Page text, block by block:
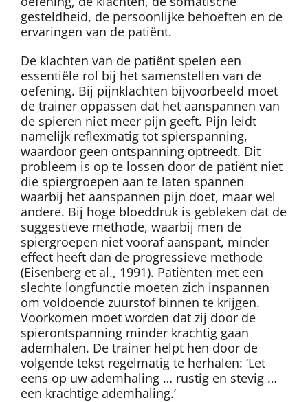
gesteldheid, de persoonlijke behoeften en de
ervaringen van de patiënt.
De klachten van de patiënt spelen een
essentiële rol bij het samenstellen van de
oefening. Bij pijnklachten bijvoorbeeld moet
de trainer oppassen dat het aanspannen van
de spieren niet meer pijn geeft. Pijn leidt
namelijk reflexmatig tot spierspanning,
waardoor geen ontspanning optreedt. Dit
probleem is op te lossen door de patiënt niet
die spiergroepen aan te laten spannen
waarbij het aanspannen pijn doet, maar wel
andere. Bij hoge bloeddruk is gebleken dat de
suggestieve methode, waarbij men de
spiergroepen niet vooraf aanspant, minder
effect heeft dan de progressieve methode
(Eisenberg et al., 1991). Patiënten met een
slechte longfunctie moeten zich inspannen
om voldoende zuurstof binnen te krijgen.
Voorkomen moet worden dat zij door de
spierontspanning minder krachtig gaan
ademhalen. De trainer helpt hen door de
volgende tekst regelmatig te herhalen: ‘Let
eens op uw ademhaling … rustig en stevig …
een krachtige ademhaling.’